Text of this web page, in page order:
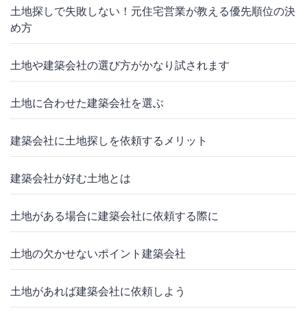
土地探しで失敗しない！元住宅営業が教える優先順位の決
め方
土地や建築会社の選び方がかなり試されます
土地に合わせた建築会社を選ぶ
建築会社に土地探しを依頼するメリット
建築会社が好む土地とは
土地がある場合に建築会社に依頼する際に
土地の欠かせないポイント建築会社
土地があれば建築会社に依頼しよう